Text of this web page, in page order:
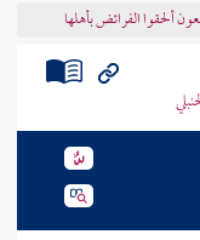
ألحقوا الفرائض بأهلها